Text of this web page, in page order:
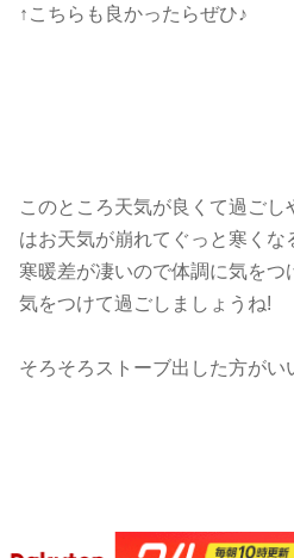
↑こちらも良かったらぜひ♪
このところ天気が良くて過ごし
はお天気が崩れてぐっと寒くな
寒暖差が凄いので体調に気をつ
気をつけて過ごしましょうね!
そろそろストーブ出した方がい